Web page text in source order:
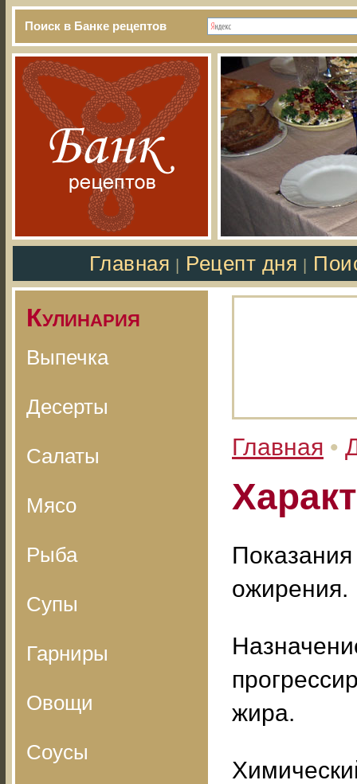
Поиск в Банке рецептов
Главная Рецепт дня
Кулинария
Выпечка
Десерты
Салаты
Мясо
Рыба
Супы
Гарниры
Овощи
Соусы
Главная •
ожирения.
жира.